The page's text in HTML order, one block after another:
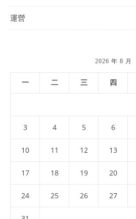
運營
2026 年 8 月
一 二 三 四
3 4 5 6
10 11 12 13
17 18 19 20
24 25 26 27